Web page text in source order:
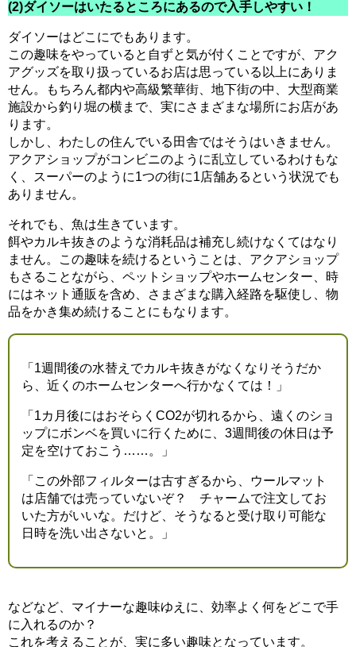
(2)ダイソーはいたるところにあるので入手しやすい！
ダイソーはどこにでもあります。
この趣味をやっていると自ずと気が付くことですが、アク
アグッズを取り扱っているお店は思っている以上にありま
せん。もちろん都内や高級繁華街、地下街の中、大型商業
施設から釣り堀の横まで、実にさまざまな場所にお店があ
ります。
しかし、わたしの住んでいる田舎ではそうはいきません。
アクアショップがコンビニのように乱立しているわけもな
く、スーパーのように1つの街に1店舗あるという状況でも
ありません。
それでも、魚は生きています。
餌やカルキ抜きのような消耗品は補充し続けなくてはなり
ません。この趣味を続けるということは、アクアショップ
もさることながら、ペットショップやホームセンター、時
にはネット通販を含め、さまざまな購入経路を駆使し、物
品をかき集め続けることにもなります。
「1週間後の水替えでカルキ抜きがなくなりそうだか
ら、近くのホームセンターへ行かなくては！」
「1カ月後にはおそらくCO2が切れるから、遠くのショ
ップにボンベを買いに行くために、3週間後の休日は予
定を空けておこう……。」
「この外部フィルターは古すぎるから、ウールマット
は店舗では売っていないぞ？ チャームで注文してお
いた方がいいな。だけど、そうなると受け取り可能な
日時を洗い出さないと。」
などなど、マイナーな趣味ゆえに、効率よく何をどこで手
に入れるのか？
これを考えることが、実に多い趣味となっています。